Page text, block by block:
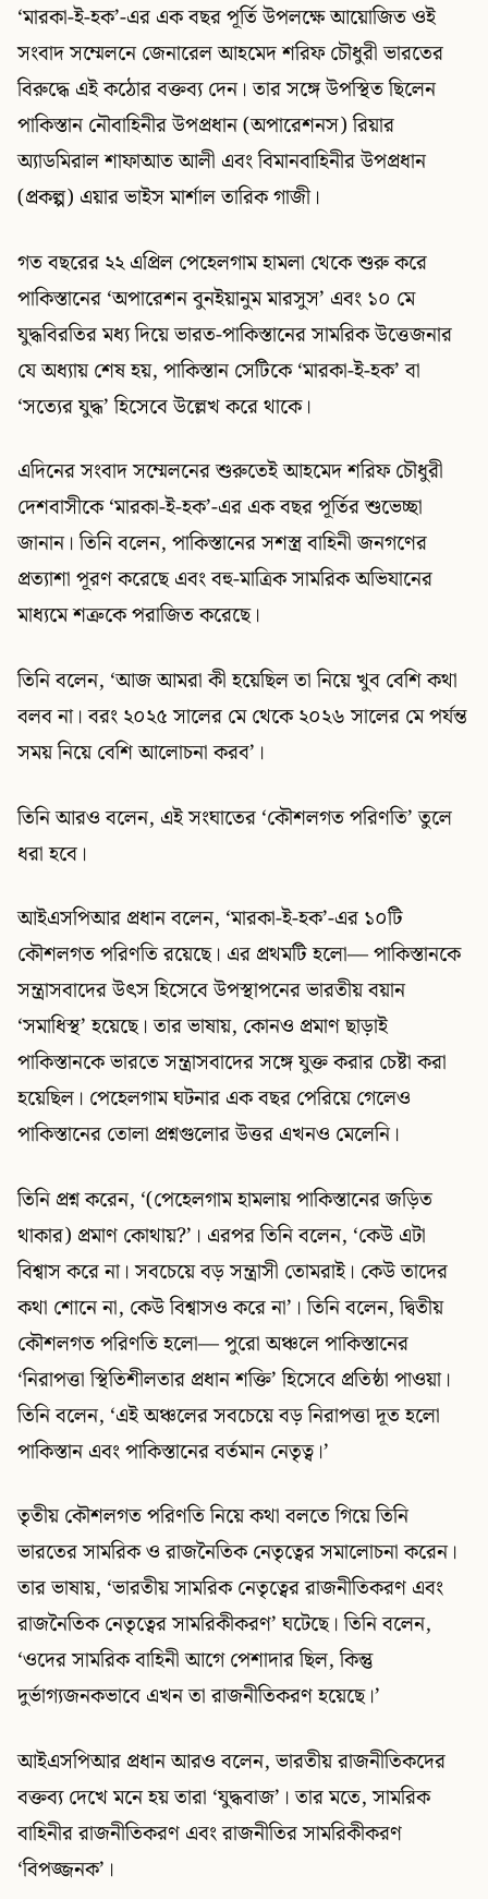
‘মারকা-ই-হক’-এর এক বছর পূর্তি উপলক্ষে আয়োজিত ওই
সংবাদ সম্মেলনে জেনারেল আহমেদ শরিফ চৌধুরী ভারতের
বিরুদ্ধে এই কঠোর বক্তব্য দেন। তার সঙ্গে উপস্থিত ছিলেন
পাকিস্তান নৌবাহিনীর উপপ্রধান (অপারেশনস) রিয়ার
অ্যাডমিরাল শাফাআত আলী এবং বিমানবাহিনীর উপপ্রধান
(প্রকল্প) এয়ার ভাইস মার্শাল তারিক গাজী।
গত বছরের ২২ এপ্রিল পেহেলগাম হামলা থেকে শুরু করে
পাকিস্তানের ‘অপারেশন বুনইয়ানুম মারসুস’ এবং ১০ মে
যুদ্ধবিরতির মধ্য দিয়ে ভারত-পাকিস্তানের সামরিক উত্তেজনার
যে অধ্যায় শেষ হয়, পাকিস্তান সেটিকে ‘মারকা-ই-হক’ বা
‘সত্যের যুদ্ধ’ হিসেবে উল্লেখ করে থাকে।
এদিনের সংবাদ সম্মেলনের শুরুতেই আহমেদ শরিফ চৌধুরী
দেশবাসীকে ‘মারকা-ই-হক’-এর এক বছর পূর্তির শুভেচ্ছা
জানান। তিনি বলেন, পাকিস্তানের সশস্ত্র বাহিনী জনগণের
প্রত্যাশা পূরণ করেছে এবং বহু-মাত্রিক সামরিক অভিযানের
মাধ্যমে শত্রুকে পরাজিত করেছে।
তিনি বলেন, ‘আজ আমরা কী হয়েছিল তা নিয়ে খুব বেশি কথা
বলব না। বরং ২০২৫ সালের মে থেকে ২০২৬ সালের মে পর্যন্ত
সময় নিয়ে বেশি আলোচনা করব’।
তিনি আরও বলেন, এই সংঘাতের ‘কৌশলগত পরিণতি’ তুলে
ধরা হবে।
আইএসপিআর প্রধান বলেন, ‘মারকা-ই-হক’-এর ১০টি
কৌশলগত পরিণতি রয়েছে। এর প্রথমটি হলো— পাকিস্তানকে
সন্ত্রাসবাদের উৎস হিসেবে উপস্থাপনের ভারতীয় বয়ান
‘সমাধিস্থ’ হয়েছে। তার ভাষায়, কোনও প্রমাণ ছাড়াই
পাকিস্তানকে ভারতে সন্ত্রাসবাদের সঙ্গে যুক্ত করার চেষ্টা করা
হয়েছিল। পেহেলগাম ঘটনার এক বছর পেরিয়ে গেলেও
পাকিস্তানের তোলা প্রশ্নগুলোর উত্তর এখনও মেলেনি।
তিনি প্রশ্ন করেন, ‘(পেহেলগাম হামলায় পাকিস্তানের জড়িত
থাকার) প্রমাণ কোথায়?’। এরপর তিনি বলেন, ‘কেউ এটা
বিশ্বাস করে না। সবচেয়ে বড় সন্ত্রাসী তোমরাই। কেউ তাদের
কথা শোনে না, কেউ বিশ্বাসও করে না’। তিনি বলেন, দ্বিতীয়
কৌশলগত পরিণতি হলো— পুরো অঞ্চলে পাকিস্তানের
‘নিরাপত্তা স্থিতিশীলতার প্রধান শক্তি’ হিসেবে প্রতিষ্ঠা পাওয়া।
তিনি বলেন, ‘এই অঞ্চলের সবচেয়ে বড় নিরাপত্তা দূত হলো
পাকিস্তান এবং পাকিস্তানের বর্তমান নেতৃত্ব।’
তৃতীয় কৌশলগত পরিণতি নিয়ে কথা বলতে গিয়ে তিনি
ভারতের সামরিক ও রাজনৈতিক নেতৃত্বের সমালোচনা করেন।
তার ভাষায়, ‘ভারতীয় সামরিক নেতৃত্বের রাজনীতিকরণ এবং
রাজনৈতিক নেতৃত্বের সামরিকীকরণ’ ঘটেছে। তিনি বলেন,
‘ওদের সামরিক বাহিনী আগে পেশাদার ছিল, কিন্তু
দুর্ভাগ্যজনকভাবে এখন তা রাজনীতিকরণ হয়েছে।’
আইএসপিআর প্রধান আরও বলেন, ভারতীয় রাজনীতিকদের
বক্তব্য দেখে মনে হয় তারা ‘যুদ্ধবাজ’। তার মতে, সামরিক
বাহিনীর রাজনীতিকরণ এবং রাজনীতির সামরিকীকরণ
‘বিপজ্জনক’।